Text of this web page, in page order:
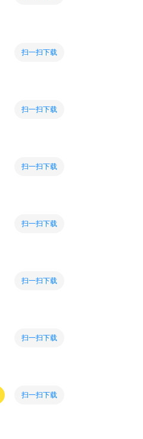
扫一扫下载
扫一扫下载
扫一扫下载
扫一扫下载
扫一扫下载
扫一扫下载
扫一扫下载